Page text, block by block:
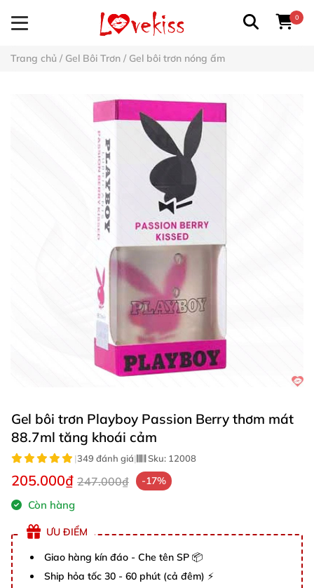
0
Trang chủ / Gel Bôi Trơn / Gel bôi trơn nóng ấm
Gel bôi trơn Playboy Passion Berry thơm mát
88.7ml tăng khoái cảm
|349 đánh giá| Sku: 12008
205.000₫ 247.000₫ -17%
Còn hàng
ƯU ĐIỂM
Giao hàng kín đáo - Che tên SP 📦
Ship hỏa tốc 30 - 60 phút (cả đêm) ⚡